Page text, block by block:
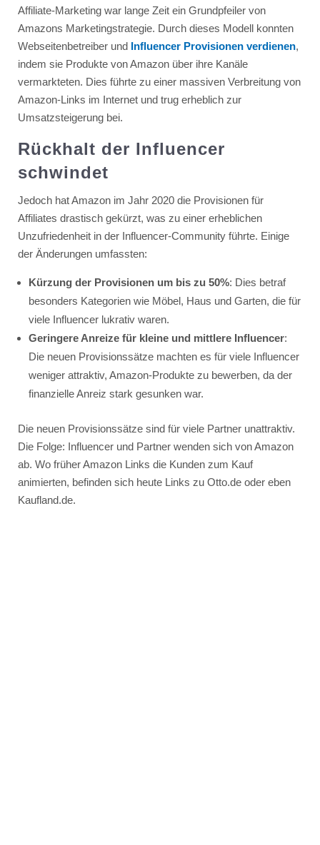
Affiliate-Marketing war lange Zeit ein Grundpfeiler von
Amazons Marketingstrategie. Durch dieses Modell konnten
Webseitenbetreiber und Influencer Provisionen verdienen,
indem sie Produkte von Amazon über ihre Kanäle
vermarkteten. Dies führte zu einer massiven Verbreitung von
Amazon-Links im Internet und trug erheblich zur
Umsatzsteigerung bei.
Rückhalt der Influencer
schwindet
Jedoch hat Amazon im Jahr 2020 die Provisionen für
Affiliates drastisch gekürzt, was zu einer erheblichen
Unzufriedenheit in der Influencer-Community führte. Einige
der Änderungen umfassten:
Kürzung der Provisionen um bis zu 50%: Dies betraf
besonders Kategorien wie Möbel, Haus und Garten, die für
viele Influencer lukrativ waren.
Geringere Anreize für kleine und mittlere Influencer:
Die neuen Provisionssätze machten es für viele Influencer
weniger attraktiv, Amazon-Produkte zu bewerben, da der
finanzielle Anreiz stark gesunken war.
Die neuen Provisionssätze sind für viele Partner unattraktiv.
Die Folge: Influencer und Partner wenden sich von Amazon
ab. Wo früher Amazon Links die Kunden zum Kauf
animierten, befinden sich heute Links zu Otto.de oder eben
Kaufland.de.